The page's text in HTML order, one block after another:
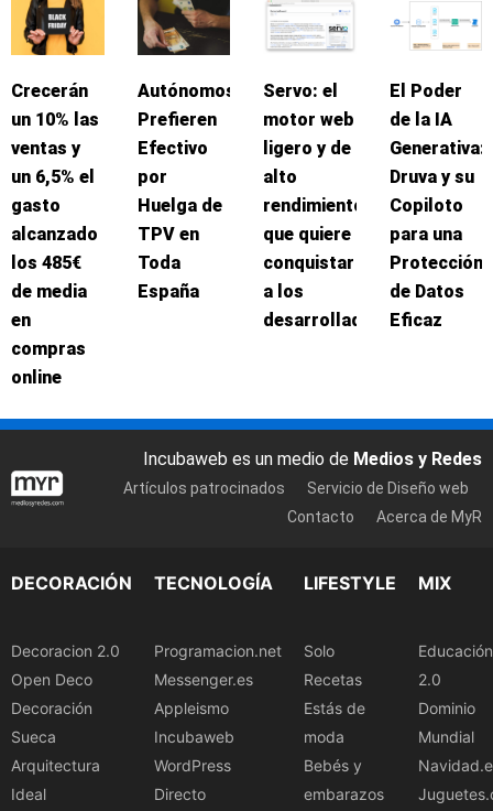
Crecerán
un 10% las
ventas y
un 6,5% el
gasto
alcanzado
los 485€
de media
en
compras
online
Autónomos
Prefieren
Efectivo
por
Huelga de
TPV en
Toda
España
Servo: el
motor web
ligero y de
alto
rendimiento
que quiere
conquistar
a los
desarrolladores
El Poder
de la IA
Generativa:
Druva y su
Copiloto
para una
Protección
de Datos
Eficaz
Incubaweb es un medio de Medios y Redes
Artículos patrocinados
Servicio de Diseño web
Contacto
Acerca de MyR
DECORACIÓN
Decoracion 2.0
Open Deco
Decoración
Sueca
Arquitectura
Ideal
TECNOLOGÍA
Programacion.net
Messenger.es
Appleismo
Incubaweb
WordPress
Directo
LIFESTYLE
Solo
Recetas
Estás de
moda
Bebés y
embarazos
MIX
Educación
2.0
Dominio
Mundial